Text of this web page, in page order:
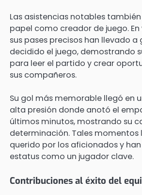
Las asistencias notables
papel como creador de juego.
sus pases precisos han llevado a
decidido el juego, demostrando
para leer el partido y crear
sus compañeros.
Su gol más memorable llegó en
alta presión donde anotó el
últimos minutos, mostrando su
determinación. Tales momentos
querido por los aficionados y
estatus como un jugador clave.
Contribuciones al éxito del